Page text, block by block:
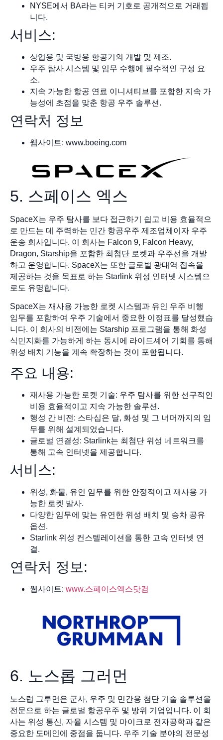
NYSE에서 BA라는 티커 기호로 공개적으로 거래됩
니다.
서비스:
상업용 및 국방용 항공기의 개발 및 제조.
우주 탐사 시스템 및 임무 수행에 필수적인 구성 요
소.
지속 가능한 항공 연료 이니셔티브를 포함한 지속 가
능성에 초점을 맞춘 항공 우주 솔루션.
연락처 정보
웹사이트: www.boeing.com
5. 스페이스 엑스
SpaceX는 우주 탐사를 보다 접근하기 쉽고 비용 효율적으
로 만드는 데 주력하는 민간 항공우주 제조업체이자 우주
운송 회사입니다. 이 회사는 Falcon 9, Falcon Heavy,
Dragon, Starship을 포함한 최첨단 로켓과 우주선을 개발
하고 운영합니다. SpaceX는 또한 글로벌 광대역 접속을
제공하는 것을 목표로 하는 Starlink 위성 인터넷 시스템으
로도 유명합니다.
SpaceX는 재사용 가능한 로켓 시스템과 유인 우주 비행
임무를 포함하여 우주 기술에서 중요한 이정표를 달성했습
니다. 이 회사의 비전에는 Starship 프로그램을 통해 화성
식민지화를 가능하게 하는 동시에 라이드셰어 기회를 통해
위성 배치 기능을 계속 확장하는 것이 포함됩니다.
주요 내용:
재사용 가능한 로켓 기술: 우주 탐사를 위한 선구적인
비용 효율적이고 지속 가능한 솔루션.
행성 간 비전: 스타십은 달, 화성 및 그 너머까지의 임
무를 위해 설계되었습니다.
글로벌 연결성: Starlink는 최첨단 위성 네트워크를
통해 고속 인터넷을 제공합니다.
서비스:
위성, 화물, 유인 임무를 위한 안정적이고 재사용 가
능한 로켓 발사.
다양한 임무에 맞는 유연한 위성 배치 및 승차 공유
옵션.
Starlink 위성 컨스텔레이션을 통한 고속 인터넷 연
결.
연락처 정보:
웹사이트: www.스페이스엑스닷컴
6. 노스롭 그러먼
노스럽 그루먼은 군사, 우주 및 민간용 첨단 기술 솔루션을
전문으로 하는 글로벌 항공우주 및 방위 기업입니다. 이 회
사는 위성 통신, 자율 시스템 및 마이크로 전자공학과 같은
중요한 도메인에 중점을 둡니다. 우주 기술 분야의 전문성